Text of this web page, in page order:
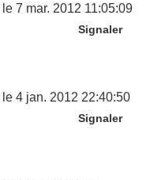
le 7 mar. 2012 11:05:09
Signaler
le 4 jan. 2012 22:40:50
Signaler